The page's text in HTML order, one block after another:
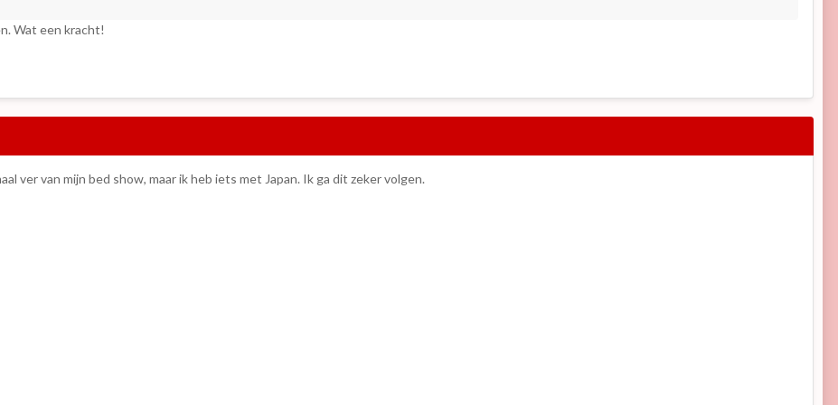
Wat een kracht!
ver van mijn bed show, maar ik heb iets met Japan. Ik ga dit zeker volgen.